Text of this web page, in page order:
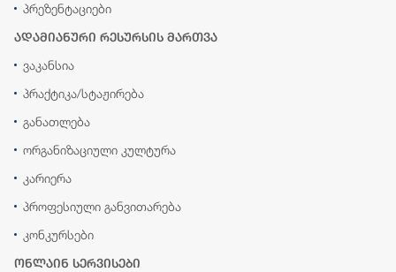
პრეზენტაციები
ადამიანური რესურსის მართვა
ვაკანსია
პრაქტიკა/სტაჟირება
განათლება
ორგანიზაციული კულტურა
კარიერა
პროფესიული განვითარება
კონკურსები
ონლაინ სერვისები